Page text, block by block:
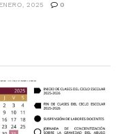
2025 0